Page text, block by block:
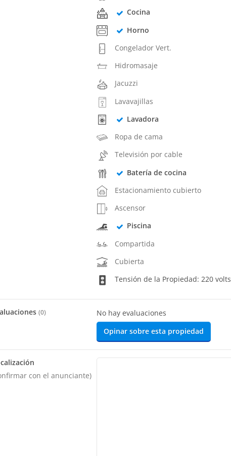
Cocina
Horno
Congelador Vert.
Hidromasaje
Jacuzzi
Lavavajillas
Lavadora
Ropa de cama
Televisión por cable
Batería de cocina
Estacionamiento cubierto
Ascensor
Piscina
Compartida
Cubierta
Tensión de la Propiedad: 220 volts
(0)
No hay evaluaciones
Opinar sobre esta propiedad
con el anunciante)